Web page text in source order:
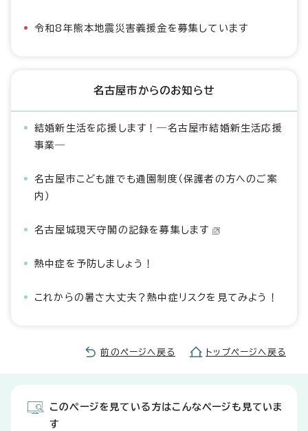
令和8年熊本地震災害義援金を募集しています
名古屋市からのお知らせ
結婚新生活を応援します！―名古屋市結婚新生活応援
事業―
名古屋市こども誰でも通園制度（保護者の方へのご案
内）
名古屋城現天守閣の記録を募集します
熱中症を予防しましょう！
これからの暑さ大丈夫？熱中症リスクを見てみよう！
前のページへ戻る トップページへ戻る
このページを見ている方はこんなページも見ていま
す